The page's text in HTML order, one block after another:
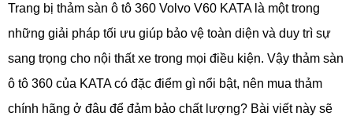
Trang bị thảm sàn ô tô 360 Volvo V60 KATA là một trong
những giải pháp tối ưu giúp bảo vệ toàn diện và duy trì sự
sang trọng cho nội thất xe trong mọi điều kiện. Vậy thảm sàn
ô tô 360 của KATA có đặc điểm gì nổi bật, nên mua thảm
chính hãng ở đâu để đảm bảo chất lượng? Bài viết này sẽ